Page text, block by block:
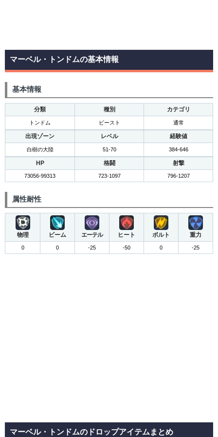
マーベル・トンドムの基本情報
基本情報
分類 種別 カテゴリ
トンドム ビースト 通常
出現ゾーン レベル 経験値
白樹の大陸 51-70 384-646
HP 格闘 射撃
73056-99313 723-1097 796-1207
属性耐性
物理 ビーム エーテル ヒート ボルト 重力
0 0 -25 -50 0 -25
マーベル・トンドムのドロップアイテムまとめ